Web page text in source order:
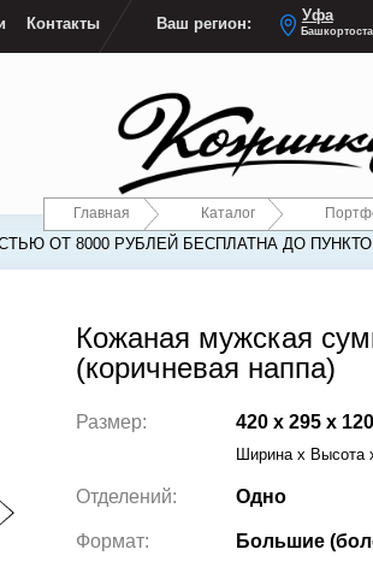
Контакты Ваш регион: Уфа
Главная Каталог
ОТ 8000 РУБЛЕЙ БЕСПЛАТНА ДО
Кожаная мужская
(коричневая наппа)
Размер: 420 x 295 x
Ширина x Высота
Отделений: Одно
Формат: Большие